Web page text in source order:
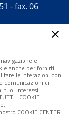
- fax. 06
iscritta
di Roma -
resp. Michela
e
- FPA s.r.l.
e
anche per fornirti
le interazioni con
comunicazioni di
tuoi interessi.
I COOKIE.
COOKIE CENTER